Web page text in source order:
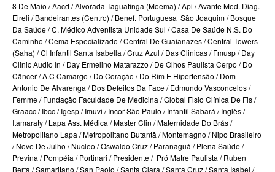
SÃO CRISTOVÃO PLANO DE SAÚDE EMPRESARIAL
SÃO MIGUEL PLANO DE SAÚDE EMPRESARIAL
SISTEMAS PLANO DE SAÚDE EMPRESARIAL
SOMPO PLANO DE SAÚDE EMPRESARIAL
SULAMERICA PLANO DE SAÚDE EMPRESARIAL
TOTAL MEDCARE PLANO DE SAÚDE EMPRESARIAL
TRASMONTANO PLANO DE SAÚDE EMPRESARIAL
BIOVIDA PLANO DE SAÚDE INDIVIDUAL
BLUE MED PLANO DE SAÚDE INDIVIDUAL
CLASSES PLANO DE SAÚDE INDIVIDUAL
CUIDAR ME PLANO DE SAÚDE INDIVIDUAL
CRUZ AZUL PLANO DE SAÚDE INDIVIDUAL
GARANTIA GS PLANO INDIVIDUAL
GNDI PLANO DE SAÚDE INDIVIDUAL
8 De Maio / Aacd / Alvorada Taguatinga (Moema) / Api / Avante Med. Diag.
Eireli / Bandeirantes (Centro) / Benef. Portuguesa São Joaquim / Bosque
Da Saúde / C. Médico Adventista Unidade Sul / Casa De Saúde N.S. Do
Caminho / Cema Especializado / Central De Guaianazes / Central Towers
(Saha) / Cl Infantil Santa Isabella / Cruz Azul / Das Clinicas / Fmusp / Day
Clinic Audio In / Day Ermelino Matarazzo / De Olhos Paulista Cerpo / Do
Câncer / A.C Camargo / Do Coração / Do Rim E Hipertensão / Dom
Antonio De Alvarenga / Dos Defeitos Da Face / Edmundo Vasconcelos /
Femme / Fundação Faculdade De Medicina / Global Fisio Clínica De Fis /
Graacc / Ibcc / Igesp / Imuvi / Incor São Paulo / Infantil Sabará / Inglês /
Itamaraty / Lapa Ass. Médica / Master Clin / Maternidade Do Brás /
Metropolitano Lapa / Metropolitano Butantã / Montemagno / Nipo Brasileiro
/ Nove De Julho / Nucleo / Oswaldo Cruz / Paranaguá / Plena Saúde /
Previna / Pompéia / Portinari / Presidente / Pró Matre Paulista / Ruben
Berta / Samaritano / San Paolo / Santa Clara / Santa Cruz / Santa Isabel /